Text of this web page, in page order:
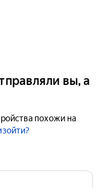
вы, а
похожи на